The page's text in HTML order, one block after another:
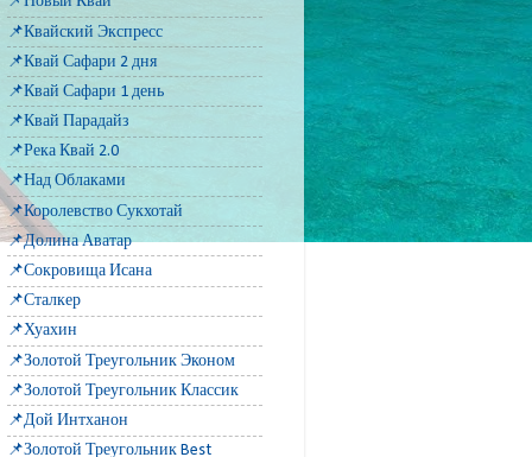
📌Квайский Экспресс
📌Квай Сафари 2 дня
📌Квай Сафари 1 день
📌Квай Парадайз
📌Река Квай 2.0
📌Над Облаками
📌Королевство Сукхотай
📌Долина Аватар
📌Сокровища Исана
📌Сталкер
📌Хуахин
📌Золотой Треугольник Эконом
📌Золотой Треугольник Классик
📌Дой Интханон
📌Золотой Треугольник Best